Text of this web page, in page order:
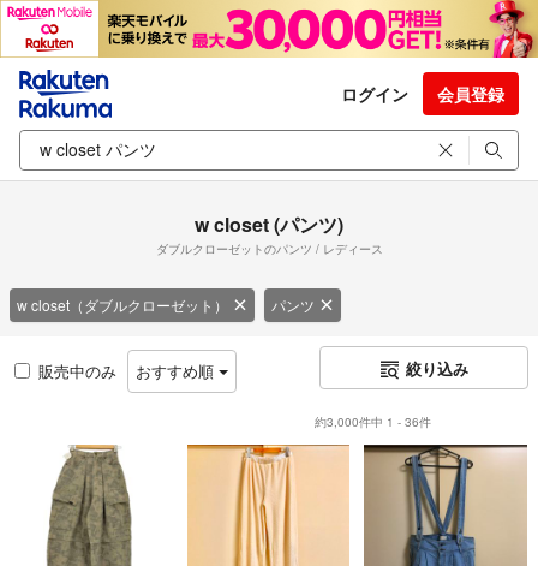
ログイン 会員登録
w closet (パンツ)
ダブルクローゼットのパンツ / レディース
w closet（ダブルクローゼット） パンツ
販売中のみ おすすめ順 絞り込み
約3,000件中 1 - 36件